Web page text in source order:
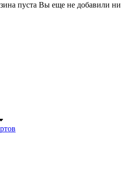
пуста Вы еще не добавили ни